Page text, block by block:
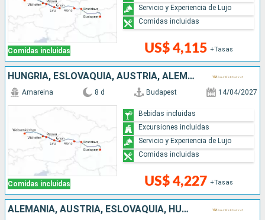
Comidas incluidas US$ 4,115 +Tasas
Servicio y Experiencia de Lujo
Comidas incluidas
HUNGRÍA, ESLOVAQUIA, AUSTRIA, ALEMANIA
Comidas incluidas
Amareina 8 d Budapest 14/04/2027
US$ 4,227 +Tasas
Bebidas incluidas
Excursiones incluidas
Servicio y Experiencia de Lujo
Comidas incluidas
ALEMANIA, AUSTRIA, ESLOVAQUIA, HUNGRÍA